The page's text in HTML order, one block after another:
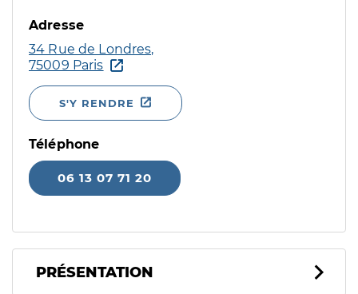
Adresse
34 Rue de Londres,
75009 Paris
S'Y RENDRE
Téléphone
06 13 07 71 20
PRÉSENTATION